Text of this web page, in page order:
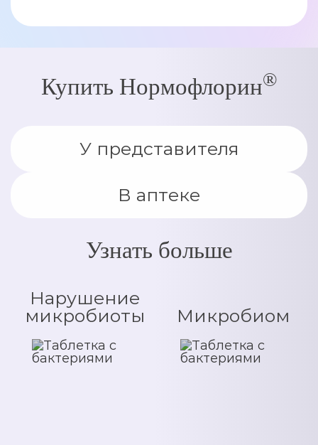
Купить Нормофлорин®
У представителя
В аптеке
Узнать больше
Нарушение
микробиоты
Микробиом